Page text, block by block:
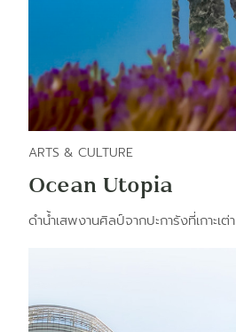
ARTS & CULTURE
Ocean Utopia
ดำน้ำเสพงานศิลป์จากปะการังที่เกาะเต่า